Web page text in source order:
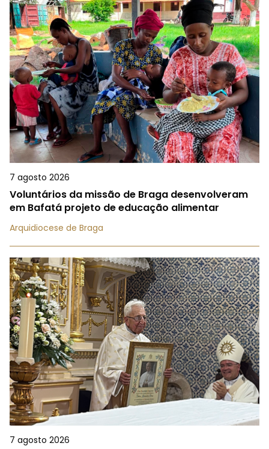
7 agosto 2026
Voluntários da missão de Braga desenvolveram
em Bafatá projeto de educação alimentar
Arquidiocese de Braga
7 agosto 2026